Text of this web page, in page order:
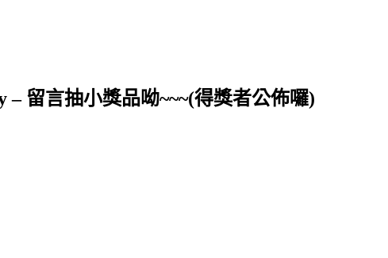
– 留言抽小獎品呦~~~(得獎者公佈囉)